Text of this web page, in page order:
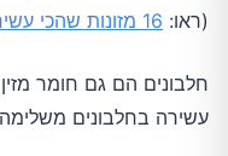
(ראו: 16 מזונות שהכי עשירים בחלבון
חלבונים הם גם חומר מזין
עשירה בחלבונים